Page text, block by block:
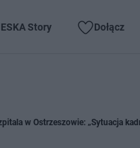
ESKA Story Dołącz
w Ostrzeszowie: „Sytuacja